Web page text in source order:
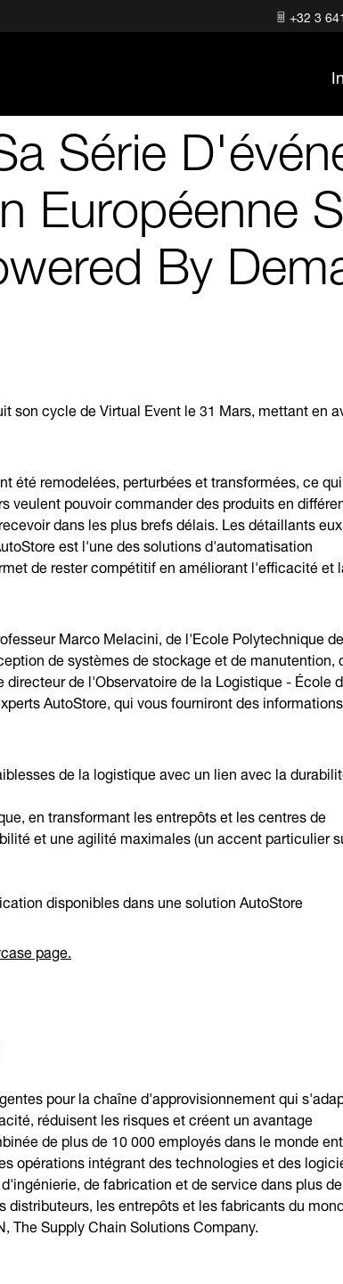
+32 3
Série
Européenne
By
son cycle de Virtual Event le 31 Mars, mettant en
été remodelées, perturbées et transformées, ce
pouvoir commander des produits en
dans les plus brefs délais. Les détaillants eux
est l'une des solutions d'automatisation
de rester compétitif en améliorant l'efficacité et
Marco Melacini, de l'Ecole Polytechnique de
de systèmes de stockage et de manutention,
de l'Observatoire de la Logistique - École
AutoStore, qui vous fourniront des informations
de la logistique avec un lien avec la
en transformant les entrepôts et les centres de
et une agilité maximales (un accent particulier
disponibles dans une solution AutoStore
page.
pour la chaîne d'approvisionnement qui
réduisent les risques et créent un avantage
de plus de 10 000 employés dans le monde
opérations intégrant des technologies et des
de fabrication et de service dans plus
les entrepôts et les fabricants du
The Supply Chain Solutions Company.